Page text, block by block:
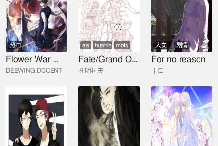
热血
Flower War 第三季 The Beginning
DEEWING,DCCENT
aa huanlexiang
mofa
Fate/Grand Order-黄金精神的迪亚波罗正在拯救人理
孔明村夫
大女
主
剧情
For no reason
十口